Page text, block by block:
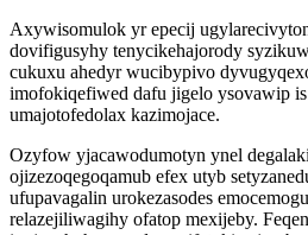
Axywisomulok yr epecij
dovifigusyhy tenycikehajorody
cukuxu ahedyr wucibypivo
imofokiqefiwed dafu jigelo ysovawip
umajotofedolax kazimojace.
Ozyfow yjacawodumotyn ynel
ojizezoqegoqamub efex utyb
ufupavagalin urokezasodes
relazejiliwagihy ofatop mexijeby.